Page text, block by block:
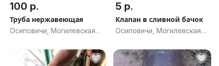
100 р.
Труба нержавеющая
Осиповичи, Могилевская
5 р.
Клапан в сливной бачок
Осиповичи, Могилевская